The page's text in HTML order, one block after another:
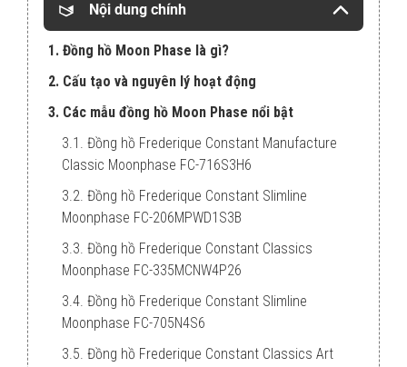
Nội dung chính
1. Đồng hồ Moon Phase là gì?
2. Cấu tạo và nguyên lý hoạt động
3. Các mẫu đồng hồ Moon Phase nổi bật
3.1. Đồng hồ Frederique Constant Manufacture
Classic Moonphase FC-716S3H6
3.2. Đồng hồ Frederique Constant Slimline
Moonphase FC-206MPWD1S3B
3.3. Đồng hồ Frederique Constant Classics
Moonphase FC-335MCNW4P26
3.4. Đồng hồ Frederique Constant Slimline
Moonphase FC-705N4S6
3.5. Đồng hồ Frederique Constant Classics Art